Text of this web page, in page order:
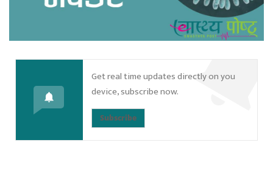
Get real time updates directly on you
device, subscribe now.
Subscribe